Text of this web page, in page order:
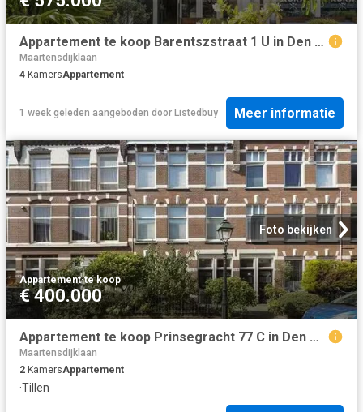
Appartement te koop Barentszstraat 1 U in Den Haag voor € 575.
Maartensdijklaan
4 KamersAppartement
1 week geleden aangeboden door Listedbuy Meer informatie
Foto bekijken
Appartement·te koop
€ 400.000
Appartement te koop Prinsegracht 77 C in Den Haag voor € 400.000
Maartensdijklaan
2 KamersAppartement
·Tillen